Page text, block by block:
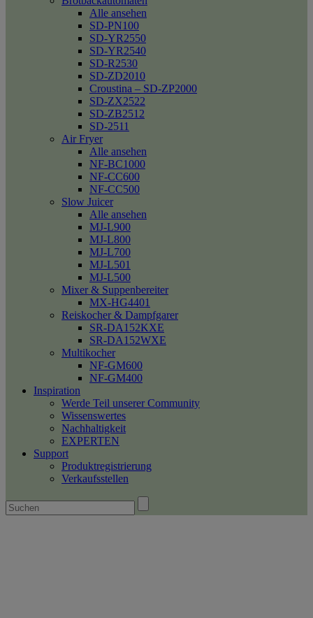
Alle ansehen
SD-PN100
SD-YR2550
SD-YR2540
SD-R2530
SD-ZD2010
Croustina – SD-ZP2000
SD-ZX2522
SD-ZB2512
SD-2511
Air Fryer
Alle ansehen
NF-BC1000
NF-CC600
NF-CC500
Slow Juicer
Alle ansehen
MJ-L900
MJ-L800
MJ-L700
MJ-L501
MJ-L500
Mixer & Suppenbereiter
MX-HG4401
Reiskocher & Dampfgarer
SR-DA152KXE
SR-DA152WXE
Multikocher
NF-GM600
NF-GM400
Inspiration
Werde Teil unserer Community
Wissenswertes
Nachhaltigkeit
EXPERTEN
Support
Produktregistrierung
Verkaufsstellen